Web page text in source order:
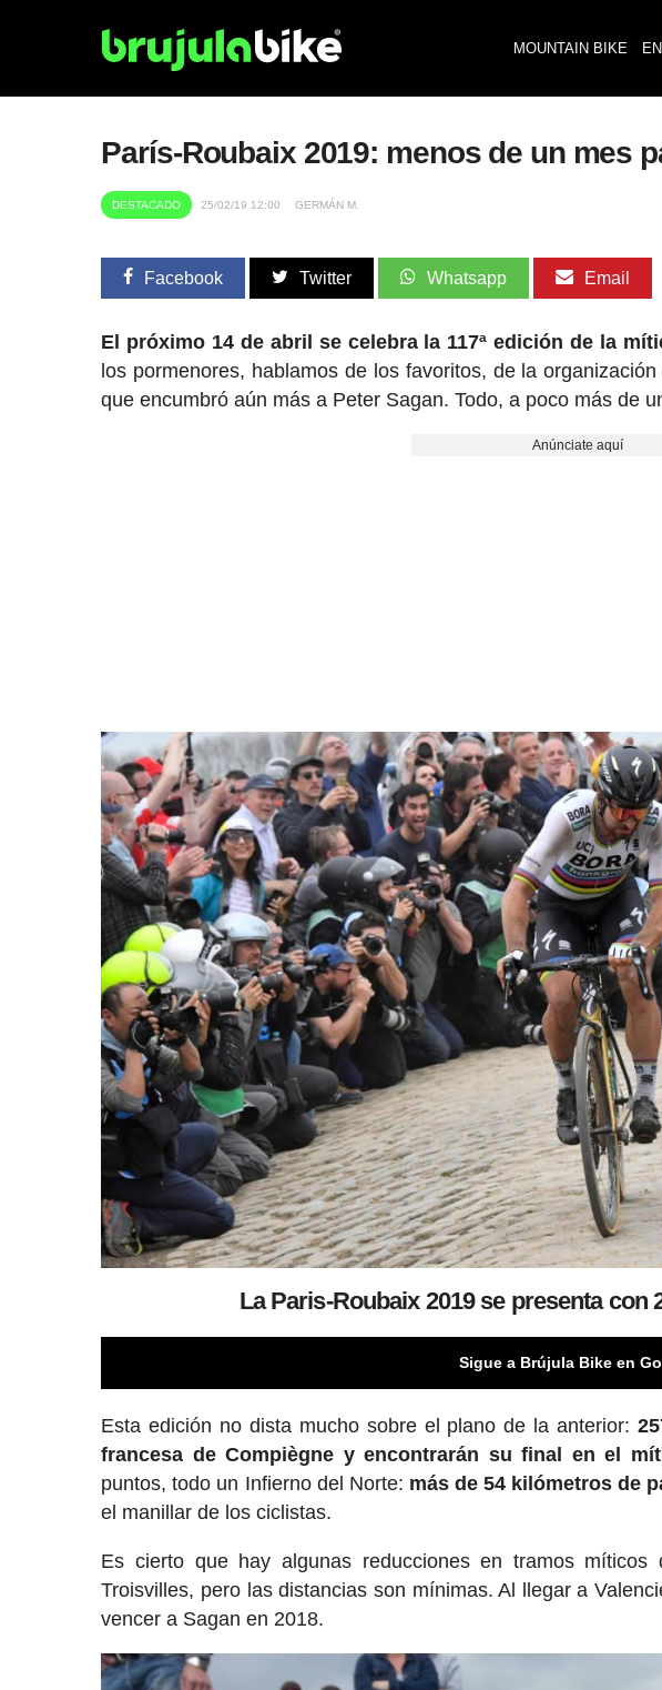
MOUNTAIN BIKE
París-Roubaix 2019: menos de un mes
DESTACADO 25/02/19 12:00 GERMÁN M.
Facebook Twitter Whatsapp Email
El próximo 14 de abril se celebra la 117ª edición de la
los pormenores, hablamos de los favoritos, de la
que encumbró aún más a Peter Sagan. Todo, a poco más de
Anúnciate aquí
La Paris-Roubaix 2019 se presenta con
Sigue a Brújula Bike en
Esta edición no dista mucho sobre el plano de la anterior:
francesa de Compiègne y encontrarán su final en el
puntos, todo un Infierno del Norte: más de 54 kilómetros de
el manillar de los ciclistas.
Es cierto que hay algunas reducciones en tramos míticos
Troisvilles, pero las distancias son mínimas. Al llegar a
vencer a Sagan en 2018.